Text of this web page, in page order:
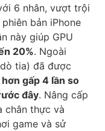
6 nhân, vượt trội
bản iPhone
này giúp GPU
20%. Ngoài
tia) đã được
gấp 4 lần so
đây. Nâng cấp
chân thực và
game và sử